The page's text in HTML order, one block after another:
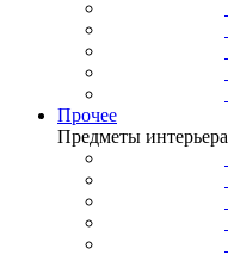
Прочее
Предметы интерьера